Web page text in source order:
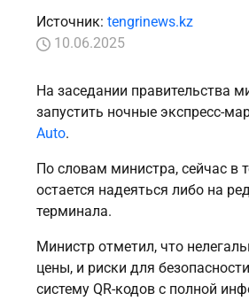
Источник: tengrinews.kz
10.06.2025
На заседании правительства
запустить ночные экспресс-
Auto.
По словам министра, сейчас в
остается надеяться либо на
терминала.
Министр отметил, что
цены, и риски для
систему QR-кодов с полной